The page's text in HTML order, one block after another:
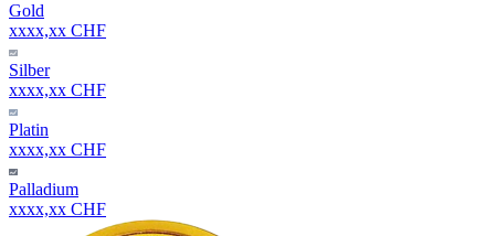
Gold
xxxx,xx CHF
Silber
xxxx,xx CHF
Platin
xxxx,xx CHF
Palladium
xxxx,xx CHF